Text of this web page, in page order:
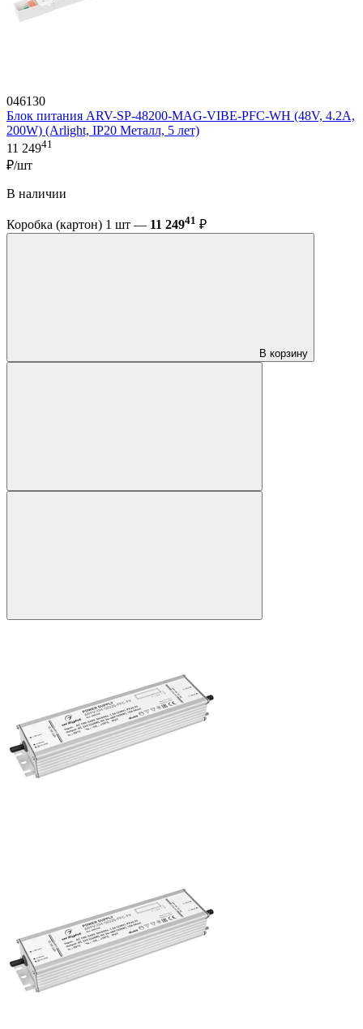
046130
Блок питания ARV-SP-48200-MAG-VIBE-PFC-WH (48V, 4.2A,
200W) (Arlight, IP20 Металл, 5 лет)
11 24941
₽/шт
В наличии
Коробка (картон) 1 шт — 11 24941 ₽
В корзину